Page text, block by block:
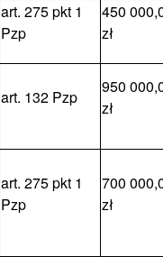
art. 275 pkt 1
Pzp
450
zł
art. 132 Pzp
950
zł
art. 275 pkt 1
Pzp
700
zł